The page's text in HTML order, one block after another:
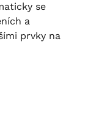
se
a
prvky na